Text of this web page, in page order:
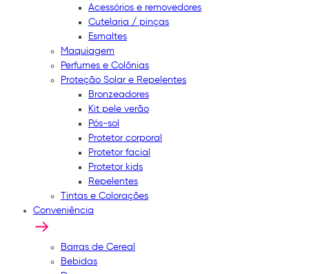
Acessórios e removedores
Cutelaria / pinças
Esmaltes
Maquiagem
Perfumes e Colônias
Proteção Solar e Repelentes
Bronzeadores
Kit pele verão
Pós-sol
Protetor corporal
Protetor facial
Protetor kids
Repelentes
Tintas e Colorações
Conveniência
Barras de Cereal
Bebidas